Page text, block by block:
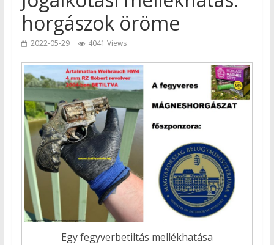
horgászok öröme
2022-05-29 4041 Views
Egy fegyverbetiltás mellékhatása